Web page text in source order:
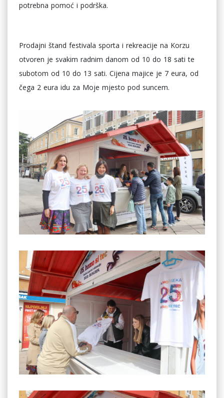
potrebna pomoć i podrška.
Prodajni štand festivala sporta i rekreacije na Korzu
otvoren je svakim radnim danom od 10 do 18 sati te
subotom od 10 do 13 sati. Cijena majice je 7 eura, od
čega 2 eura idu za Moje mjesto pod suncem.